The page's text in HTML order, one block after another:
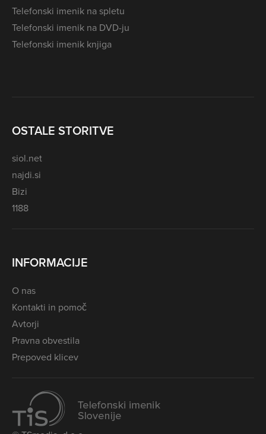
Telefonski imenik na spletu
Telefonski imenik na DVD-ju
Telefonski imenik knjiga
OSTALE STORITVE
siol.net
najdi.si
Bizi
1188
INFORMACIJE
O nas
Kontakti in pomoč
Avtorji
Pravna obvestila
Prepoved klicev